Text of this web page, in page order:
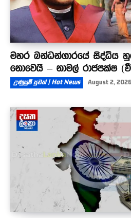
මහර බන්ධන්ගාරයේ සිද්ධිය
නොවෙයි – නාමල් රාජපක්ෂ
උණුසුම් පුවත් | Hot News August 2, 2026